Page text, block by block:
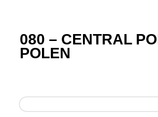
080 – CENTRAL
POLEN